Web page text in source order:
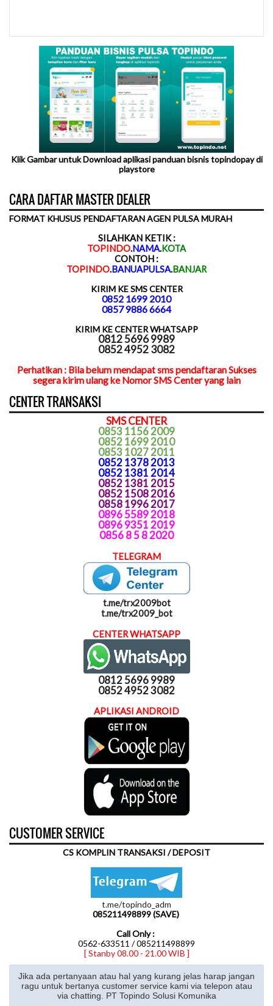
Klik Gambar untuk Download aplikasi panduan bisnis topindopay di
playstore
CARA DAFTAR MASTER DEALER
FORMAT KHUSUS PENDAFTARAN AGEN PULSA MURAH
SILAHKAN KETIK :
TOPINDO.NAMA.KOTA
CONTOH :
TOPINDO.BANUAPULSA.BANJAR
KIRIM KE SMS CENTER
0852 1699 2010
0857 9886 6664
KIRIM KE CENTER WHATSAPP
0812 5696 9989
0852 4952 3082
Perhatikan : Bila belum mendapat sms pendaftaran Sukses
segera kirim ulang ke Nomor SMS Center yang lain
CENTER TRANSAKSI
SMS CENTER
0853 1156 2009
0852 1699 2010
0853 1027 2011
0852 1378 2013
0852 1381 2014
0852 1381 2015
0852 1508 2016
0858 1996 2017
0896 5589 2018
0896 9351 2019
0856 8 5 8 2020
TELEGRAM
t.me/trx2009bot
t.me/trx2009_bot
CENTER WHATSAPP
0812 5696 9989
0852 4952 3082
APLIKASI ANDROID
CUSTOMER SERVICE
CS KOMPLIN TRANSAKSI / DEPOSIT
t.me/topindo_adm
085211498899 (SAVE)
Call Only :
0562-633511 / 085211498899
[ Stanby 08.00 - 21.00 WIB ]
Jika ada pertanyaan atau hal yang kurang jelas harap jangan
ragu untuk bertanya customer service kami via telepon atau
via chatting. PT Topindo Solusi Komunika